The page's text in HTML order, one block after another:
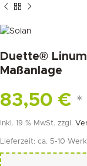
Duette®
Maßanlage
83,50 € *
inkl. 19 % MwSt. zzgl.
Lieferzeit: ca. 5-10